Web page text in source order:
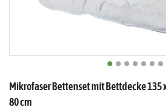
Mikrofaser Bettenset mit Bettdecke 135
80 cm